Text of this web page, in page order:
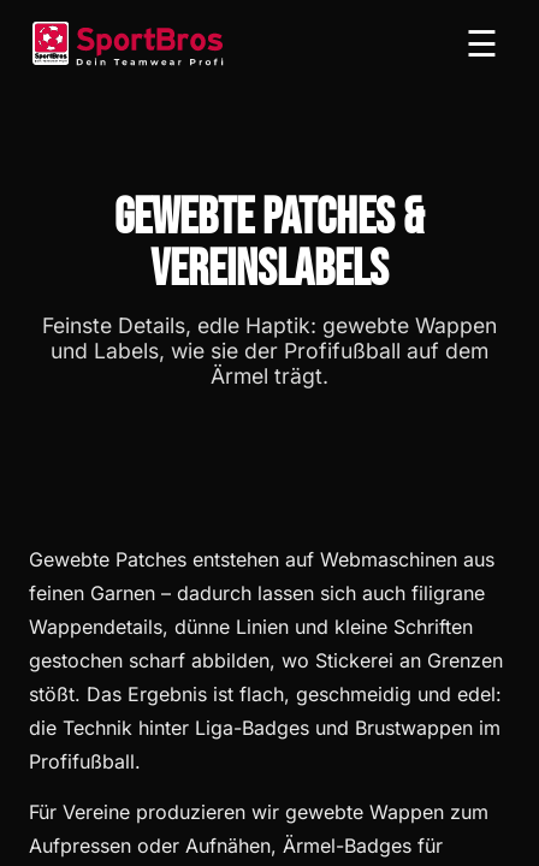
Gewebte Patches &
Vereinslabels
Feinste Details, edle Haptik: gewebte Wappen
und Labels, wie sie der Profifußball auf dem
Ärmel trägt.
Gewebte Patches entstehen auf Webmaschinen aus
feinen Garnen – dadurch lassen sich auch filigrane
Wappendetails, dünne Linien und kleine Schriften
gestochen scharf abbilden, wo Stickerei an Grenzen
stößt. Das Ergebnis ist flach, geschmeidig und edel:
die Technik hinter Liga-Badges und Brustwappen im
Profifußball.
Für Vereine produzieren wir gewebte Wappen zum
Aufpressen oder Aufnähen, Ärmel-Badges für